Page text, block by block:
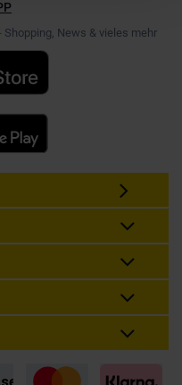
News & vieles mehr